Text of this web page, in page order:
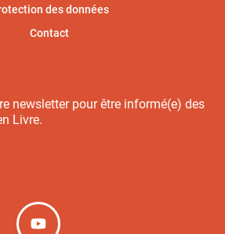
des données
Contact
newsletter pour être informé(e) des
Livre.
Partir